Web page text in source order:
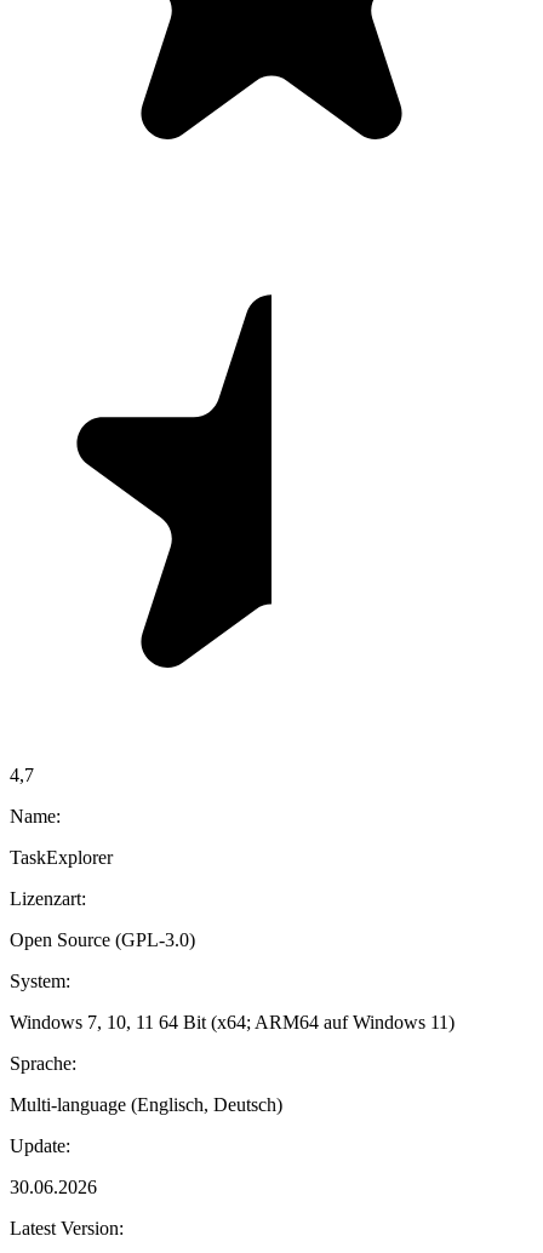
4,7
Name:
TaskExplorer
Lizenzart:
Open Source (GPL-3.0)
System:
Windows 7, 10, 11 64 Bit (x64; ARM64 auf Windows 11)
Sprache:
Multi-language (Englisch, Deutsch)
Update:
30.06.2026
Latest Version: